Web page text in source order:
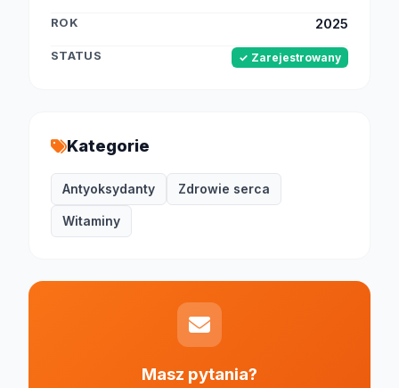
ROK 2025
STATUS ✓ Zarejestrowany
Kategorie
Antyoksydanty Zdrowie serca
Witaminy
Masz pytania?